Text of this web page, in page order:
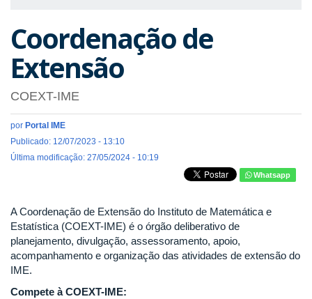
Coordenação de
Extensão
COEXT-IME
por Portal IME
Publicado: 12/07/2023 - 13:10
Última modificação: 27/05/2024 - 10:19
Whatsapp
A Coordenação de Extensão do Instituto de Matemática e
Estatística (COEXT-IME) é o órgão deliberativo de
planejamento, divulgação, assessoramento, apoio,
acompanhamento e organização das atividades de extensão do
IME.
Compete à COEXT-IME: